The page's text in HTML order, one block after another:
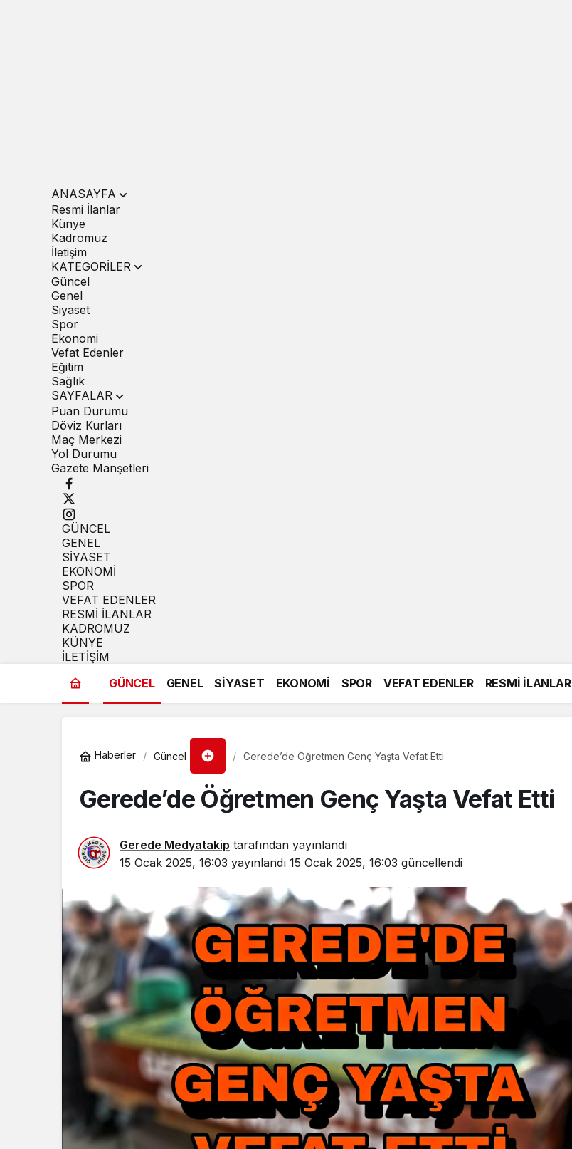
ANASAYFA
Resmi İlanlar
Künye
Kadromuz
İletişim
KATEGORİLER
Güncel
Genel
Siyaset
Spor
Ekonomi
Vefat Edenler
Eğitim
Sağlık
SAYFALAR
Puan Durumu
Döviz Kurları
Maç Merkezi
Yol Durumu
Gazete Manşetleri
GÜNCEL
GENEL
SİYASET
EKONOMİ
SPOR
VEFAT EDENLER
RESMİ İLANLAR
KADROMUZ
KÜNYE
İLETİŞİM
GÜNCEL
GENEL SİYASET EKONOMİ SPOR VEFAT EDENLER RESMİ İLANLAR
Haberler Güncel Gerede’de Öğretmen Genç Yaşta Vefat Etti
Gerede’de Öğretmen Genç Yaşta Vefat Etti
Gerede Medyatakip tarafından yayınlandı
15 Ocak 2025, 16:03 yayınlandı 15 Ocak 2025, 16:03 güncellendi